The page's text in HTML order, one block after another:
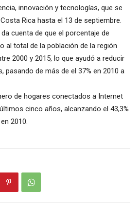
innovación y tecnologías, que se
Rica hasta el 13 de septiembre.
cuenta de que el porcentaje de
al total de la población de la región
2000 y 2015, lo que ayudó a reducir
pasando de más de el 37% en 2010 a
de hogares conectados a Internet
cinco años, alcanzando el 43,3%
2010.